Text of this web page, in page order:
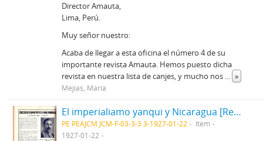
Director Amauta,
Lima, Perú.
Muy señor nuestro:
Acaba de llegar a esta oficina el número 4 de su
importante revista Amauta. Hemos puesto dicha
revista en nuestra lista de canjes, y mucho nos ... »
Mejías, María
El imperialiamo yanqui y Nicaragua [Recorte de prensa]
PE PEAJCM JCM-F-03-3-3.3-1927-01-22
Item
1927-01-22